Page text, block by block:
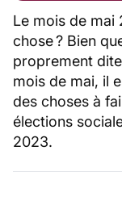
Le mois de
chose ? Bien
proprement
mois de mai, il
des choses à
élections
2023.